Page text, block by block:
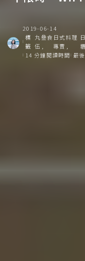
2019-06-14
標
籤
丸叄食
伍
日式料理
專賣
糰
14 分鐘閱讀時間 最